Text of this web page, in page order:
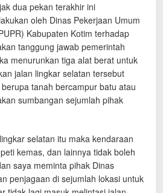
dua pekan terakhir ini
oleh Dinas Pekerjaan Umum
Kabupaten Kotim terhadap
tanggung jawab pemerintah
menurunkan tiga alat berat untuk
jalan lingkar selatan tersebut
tanah bercampur batu atau
sumbangan sejumlah pihak
selatan itu maka kendaraan
kemas, dan lainnya tidak boleh
saya meminta pihak Dinas
penjagaan di sejumlah lokasi untuk